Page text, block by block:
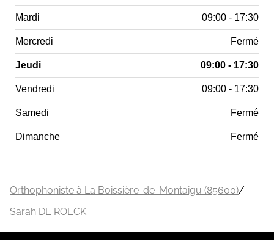
Mardi 09:00 - 17:30
Mercredi Fermé
Jeudi 09:00 - 17:30
Vendredi 09:00 - 17:30
Samedi Fermé
Dimanche Fermé
Orthophoniste à La Boissière-de-Montaigu (85600)/
Sarah DE ROECK